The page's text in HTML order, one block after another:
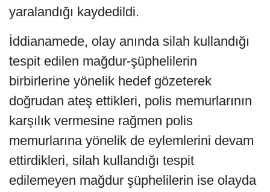
yaralandığı kaydedildi.
İddianamede, olay anında silah kullandığı
tespit edilen mağdur-şüphelilerin
birbirlerine yönelik hedef gözeterek
doğrudan ateş ettikleri, polis memurlarının
karşılık vermesine rağmen polis
memurlarına yönelik de eylemlerini devam
ettirdikleri, silah kullandığı tespit
edilemeyen mağdur şüphelilerin ise olayda